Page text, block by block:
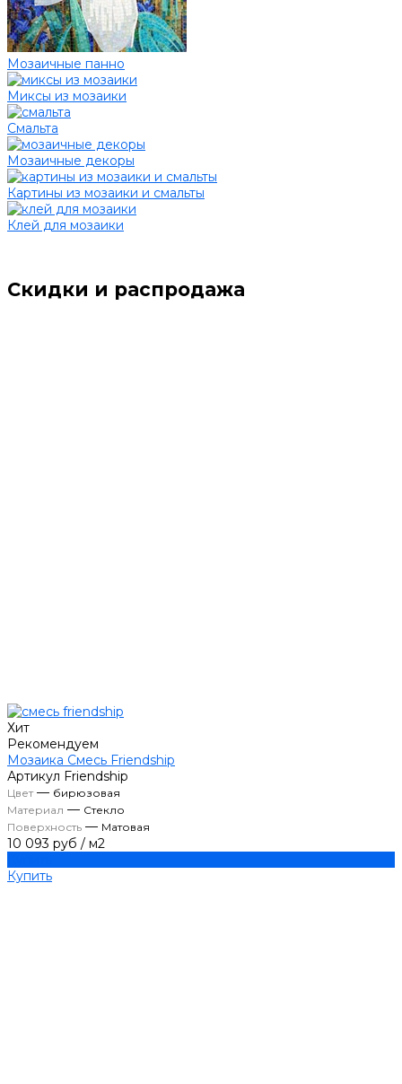
Мозаичные панно
Миксы из мозаики
Смальта
Мозаичные декоры
Картины из мозаики и смальты
Клей для мозаики
Скидки и распродажа
Хит
Рекомендуем
Мозаика Смесь Friendship
Артикул Friendship
Цвет— бирюзовая
Материал — Стекло
Поверхность — Матовая
10 093 руб / м2
Купить